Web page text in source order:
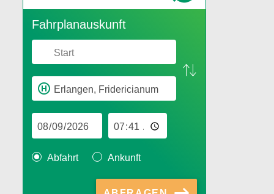
Fahr­plan­aus­kunft
Abfahrt Ankunft